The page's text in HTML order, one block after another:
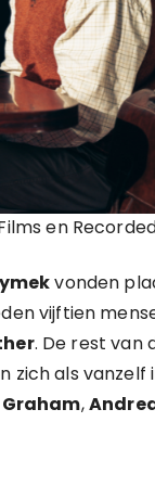
en
vonden
vijftien
. De rest van
zich als vanzelf
,